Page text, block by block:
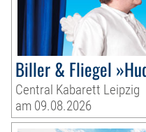
Biller & Fliegel
Central Kabarett Leipzig
am 09.08.2026